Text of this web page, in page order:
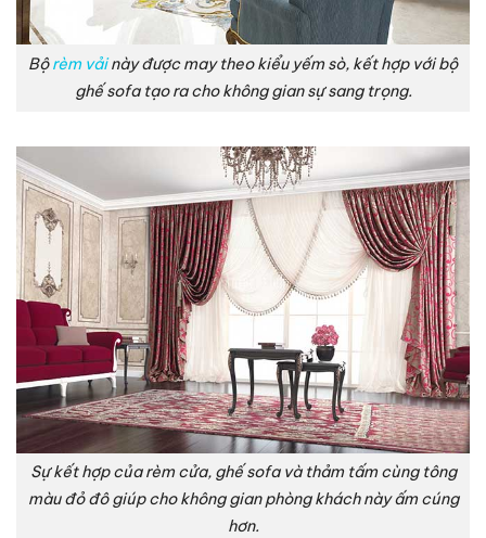
Bộrèm vảinày được may theo kiểu yếm sò, kết hợp với bộ
ghế sofa tạo ra cho không gian sự sang trọng.
Sự kết hợp của rèm cửa, ghế sofa và thảm tấm cùng tông
màu đỏ đô giúp cho không gian phòng khách này ấm cúng
hơn.